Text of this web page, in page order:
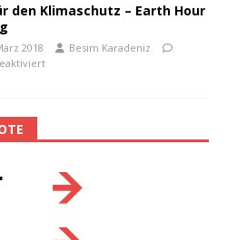
den Klimaschutz – Earth Hour
2018
Besim Karadeniz